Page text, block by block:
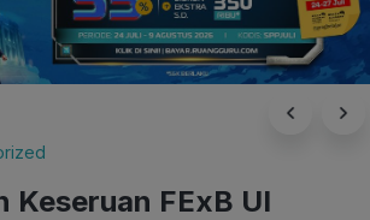
Keseruan FExB UI